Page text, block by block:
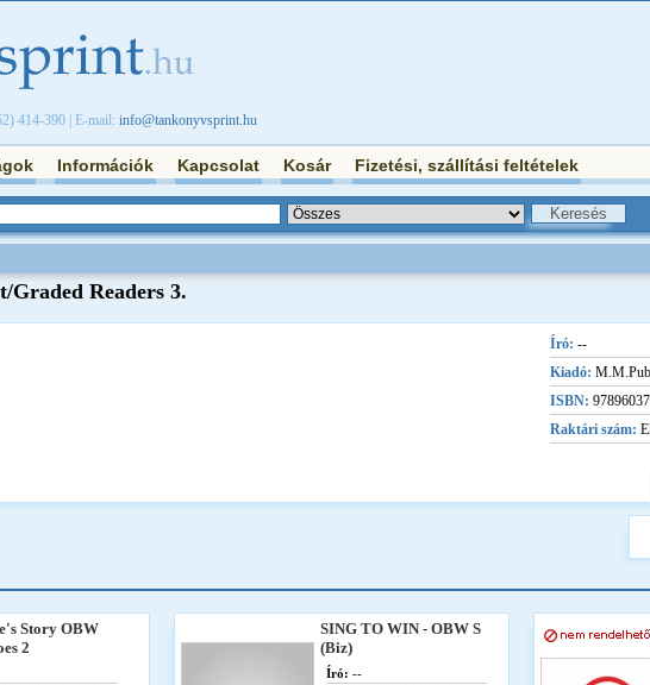
414-390 | E-mail: info@tankonyvsprint.hu
Információk Kapcsolat Kosár Fizetési, szállítási feltételek
Graded Readers 3.
Író: --
Kiadó:
ISBN:
Raktári szám:
Story OBW
2
SING TO WIN - OBW S
(Biz)
Író: --